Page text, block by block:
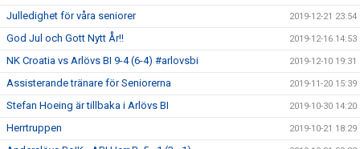
Julledighet för våra seniorer 2019-12-21 23:54
God Jul och Gott Nytt År!! 2019-12-16 14:53
NK Croatia vs Arlövs BI 9-4 (6-4) #arlovsbi 2019-12-10 19:31
Assisterande tränare för Seniorerna 2019-11-20 15:39
Stefan Hoeing är tillbaka i Arlövs BI 2019-10-30 14:20
Herrtruppen 2019-10-21 18:29